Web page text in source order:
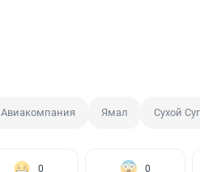
Авиакомпания Ямал Сухой
0 0